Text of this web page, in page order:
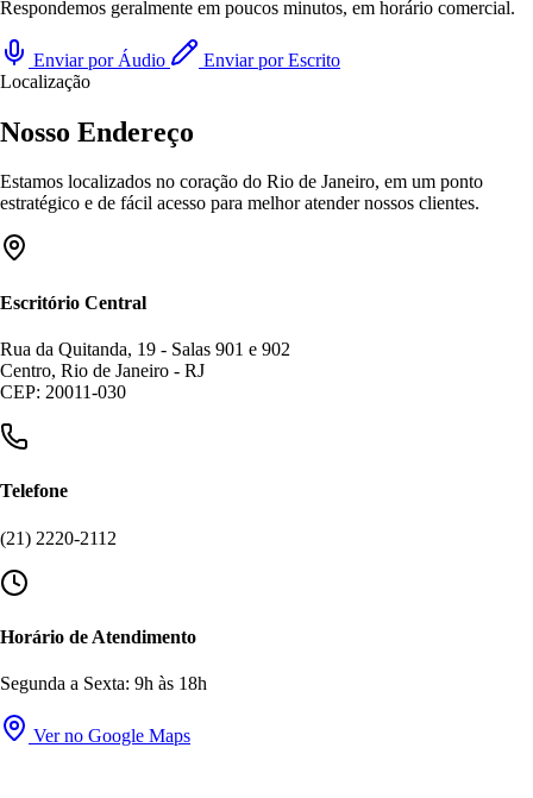
Respondemos geralmente em poucos minutos, em horário comercial.
Enviar por Áudio
Enviar por Escrito
Localização
Nosso Endereço
Estamos localizados no coração do Rio de Janeiro, em um ponto
estratégico e de fácil acesso para melhor atender nossos clientes.
Escritório Central
Rua da Quitanda, 19 - Salas 901 e 902
Centro, Rio de Janeiro - RJ
CEP: 20011-030
Telefone
(21) 2220-2112
Horário de Atendimento
Segunda a Sexta: 9h às 18h
Ver no Google Maps